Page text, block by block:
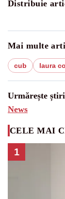
Distribuie
Mai multe
cub laura
Urmărește
News
CELE MAI
1